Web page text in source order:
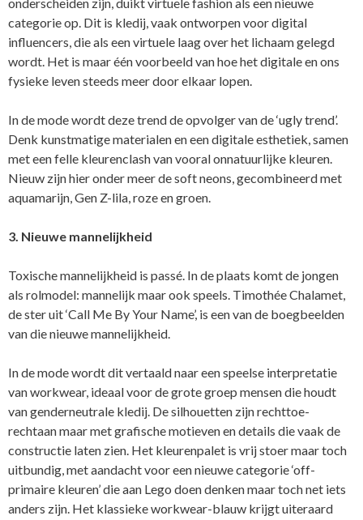
categorie op. Dit is kledij, vaak ontworpen voor digital
influencers, die als een virtuele laag over het lichaam gelegd
wordt. Het is maar één voorbeeld van hoe het digitale en ons
fysieke leven steeds meer door elkaar lopen.
In de mode wordt deze trend de opvolger van de ‘ugly trend’.
Denk kunstmatige materialen en een digitale esthetiek, samen
met een felle kleurenclash van vooral onnatuurlijke kleuren.
Nieuw zijn hier onder meer de soft neons, gecombineerd met
aquamarijn, Gen Z-lila, roze en groen.
3. Nieuwe mannelijkheid
Toxische mannelijkheid is passé. In de plaats komt de jongen
als rolmodel: mannelijk maar ook speels. Timothée Chalamet,
de ster uit ‘Call Me By Your Name’, is een van de boegbeelden
van die nieuwe mannelijkheid.
In de mode wordt dit vertaald naar een speelse interpretatie
van workwear, ideaal voor de grote groep mensen die houdt
van genderneutrale kledij. De silhouetten zijn rechttoe-
rechtaan maar met grafische motieven en details die vaak de
constructie laten zien. Het kleurenpalet is vrij stoer maar toch
uitbundig, met aandacht voor een nieuwe categorie ‘off-
primaire kleuren’ die aan Lego doen denken maar toch net iets
anders zijn. Het klassieke workwear-blauw krijgt uiteraard